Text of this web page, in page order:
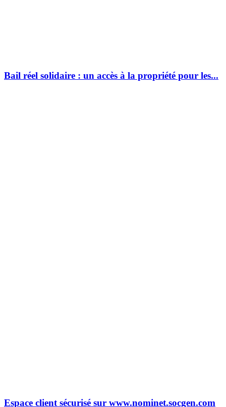
Bail réel solidaire : un accès à la propriété pour les...
Espace client sécurisé sur www.nominet.socgen.com